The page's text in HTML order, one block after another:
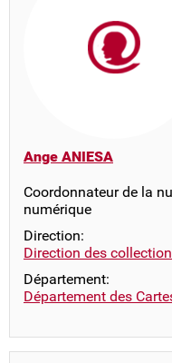
Ange ANIESA
Coordonnateur de la
numérique
Direction:
Direction des
Département:
Département des